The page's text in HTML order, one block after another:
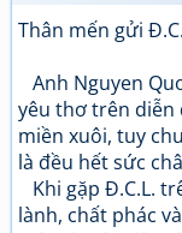
Thân mến gửi
Anh Nguyen
yêu thơ trên diễn
miền xuôi, tuy
là đều hết sức
Khi gặp Đ.C.L.
lành, chất phác